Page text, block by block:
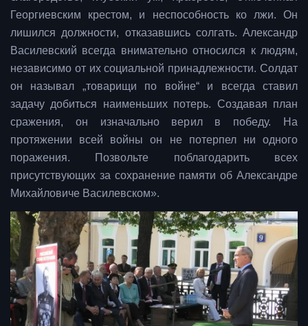
Георгиевским крестом, и неспособность ко лжи. Он
лишился должности, отказавшись солгать. Александр
Василевский всегда внимательно относился к людям,
независимо от их социальной принадлежности. Солдат
он называл „товарищи по войне“ и всегда ставил
задачу добиться наименьших потерь. Создавая план
сражения, он изначально верил в победу. На
протяжении всей войны он не потерпел ни одного
поражения. Позвольте поблагодарить всех
присутствующих за сохранение памяти об Александре
Михайловиче Василевском».